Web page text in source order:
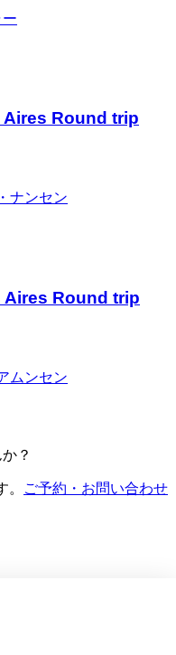
Round trip
ナンセン
Aires Round trip
ムンセン
？
ご予約・お問い合わせ